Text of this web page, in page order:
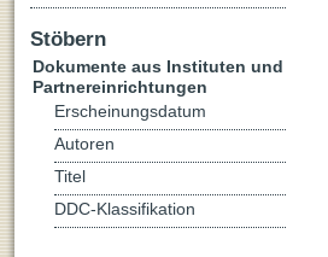
Stöbern
Dokumente aus Instituten und
Partnereinrichtungen
Erscheinungsdatum
Autoren
Titel
DDC-Klassifikation